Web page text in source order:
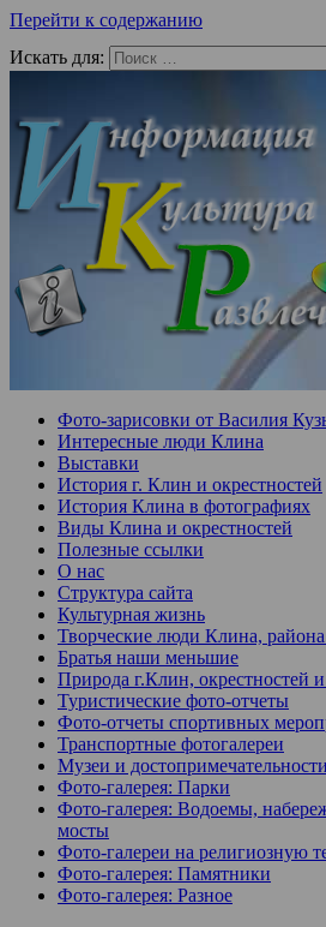
Перейти к содержанию
Искать для:
Фото-зарисовки от Василия
Интересные люди Клина
Выставки
История г. Клин и окрестностей
История Клина в фотографиях
Виды Клина и окрестностей
Полезные ссылки
О нас
Структура сайта
Культурная жизнь
Творческие люди Клина,
Братья наши меньшие
Природа г.Клин, окрестностей
Туристические фото-отчеты
Фото-отчеты спортивных
Транспортные фотогалереи
Музеи и достопримечательности
Фото-галерея: Парки
Фото-галерея: Водоемы,
мосты
Фото-галереи на религиозную
Фото-галерея: Памятники
Фото-галерея: Разное